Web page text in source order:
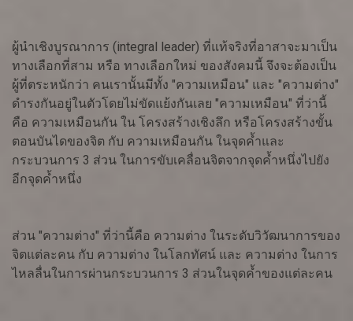
ผู้นำเชิงบูรณาการ (integral leader) ที่แท้จริงที่อาสาจะมาเป็น
ทางเลือกที่สาม หรือ ทางเลือกใหม่ ของสังคมนี้ จึงจะต้องเป็น
ผู้ที่ตระหนักว่า คนเรานั้นมีทั้ง "ความเหมือน" และ "ความต่าง"
ดำรงกันอยู่ในตัวโดยไม่ขัดแย้งกันเลย "ความเหมือน" ที่ว่านี้
คือ ความเหมือนกัน ใน โครงสร้างเชิงลึก หรือโครงสร้างขั้น
ตอนบันไดของจิต กับ ความเหมือนกัน ในจุดค้ำและ
กระบวนการ 3 ส่วน ในการขับเคลื่อนจิตจากจุดค้ำหนึ่งไปยัง
อีกจุดค้ำหนึ่ง
ส่วน "ความต่าง" ที่ว่านี้คือ ความต่าง ในระดับวิวัฒนาการของ
จิตแต่ละคน กับ ความต่าง ในโลกทัศน์ และ ความต่าง ในการ
ไหลลื่นในการผ่านกระบวนการ 3 ส่วนในจุดค้ำของแต่ละคน